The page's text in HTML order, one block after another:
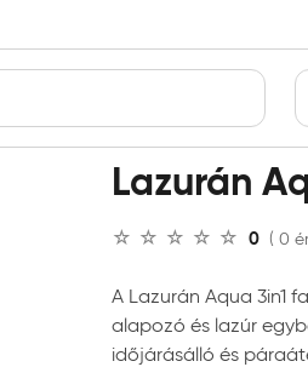
új rendelést már ne adjon le.
Lazurán
0 ( 0
A Lazurán Aqua 3in1
alapozó és lazúr
időjárásálló és